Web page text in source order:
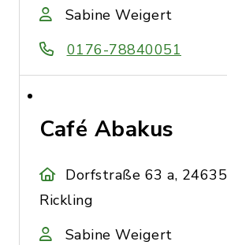
Sabine Weigert
0176-78840051
Café Abakus
Dorfstraße 63 a, 24635
Rickling
Sabine Weigert